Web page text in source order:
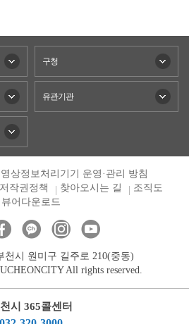
구청
유관기관
영상정보처리기기 운영·관리 방침
저작권정책 찾아오시는 길
조직도
뷰어다운로드
천시 원미구 길주로 210(중동)
All rights reserved.
시 365콜센터